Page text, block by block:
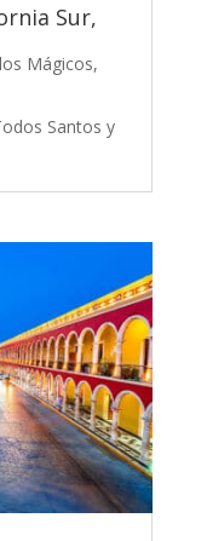
Sur,
Mágicos,
Santos y